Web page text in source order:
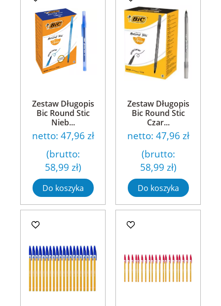
Zestaw Długopis
Bic Round Stic
Nieb...
netto: 47,96 zł
(brutto:
58,99 zł)
Do koszyka
Zestaw Długopis
Bic Round Stic
Czar...
netto: 47,96 zł
(brutto:
58,99 zł)
Do koszyka